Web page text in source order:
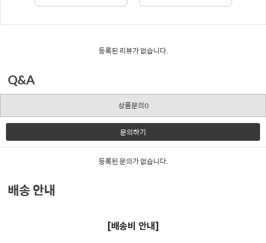
등록된 리뷰가 없습니다.
Q&A
상품문의0
문의하기
등록된 문의가 없습니다.
배송 안내
[배송비 안내]